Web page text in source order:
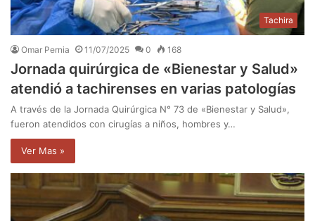
Tachira
Omar Pernia 11/07/2025 0 168
Jornada quirúrgica de «Bienestar y Salud»
atendió a tachirenses en varias patologías
A través de la Jornada Quirúrgica N° 73 de «Bienestar y Salud»,
fueron atendidos con cirugías a niños, hombres y…
Ver Mas »